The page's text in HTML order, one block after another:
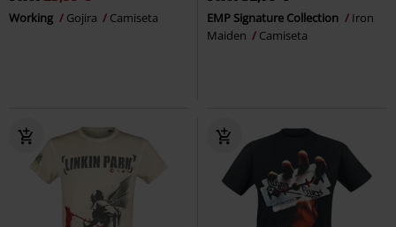
Working Gojira Camiseta EMP Signature Collection
Iron
Maiden
Camiseta